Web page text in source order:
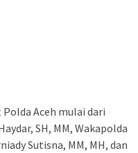
Polda Aceh mulai dari
SH, MM, Wakapolda
Sutisna, MM, MH, dan